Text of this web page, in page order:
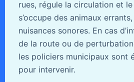
rues, régule la circulation et
s’occupe des animaux
nuisances sonores. En cas
de la route ou de
les policiers municipaux sont
pour intervenir.